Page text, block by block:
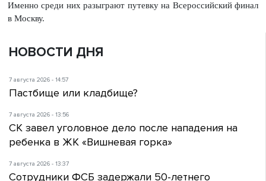
Именно среди них разыграют путевку на Всероссийский финал
в Москву.
НОВОСТИ ДНЯ
7 августа 2026 - 14:57
Пастбище или кладбище?
7 августа 2026 - 13:56
СК завел уголовное дело после нападения на
ребенка в ЖК «Вишневая горка»
7 августа 2026 - 13:37
Сотрудники ФСБ задержали 50-летнего